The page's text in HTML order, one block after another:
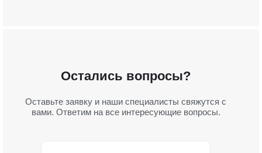
Остались вопросы?
Оставьте заявку и наши специалисты свяжутся с
вами. Ответим на все интересующие вопросы.